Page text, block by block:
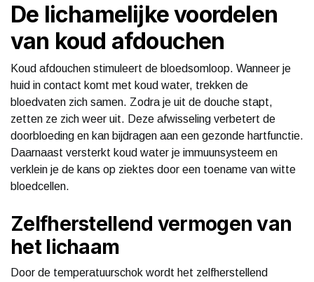
De lichamelijke voordelen
van koud afdouchen
Koud afdouchen stimuleert de bloedsomloop. Wanneer je
huid in contact komt met koud water, trekken de
bloedvaten zich samen. Zodra je uit de douche stapt,
zetten ze zich weer uit. Deze afwisseling verbetert de
doorbloeding en kan bijdragen aan een gezonde hartfunctie.
Daarnaast versterkt koud water je immuunsysteem en
verklein je de kans op ziektes door een toename van witte
bloedcellen.
Zelfherstellend vermogen van
het lichaam
Door de temperatuurschok wordt het zelfherstellend